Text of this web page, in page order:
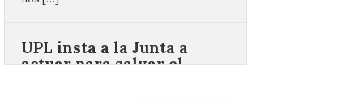
actuar para salvar el
BIC en estado de ruina
7 Ago 2026